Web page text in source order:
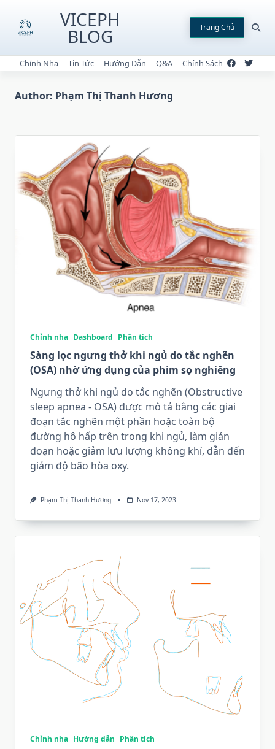
content
VICEPH
BLOG Trang Chủ
Chỉnh Nha Tin Tức Hướng Dẫn Q&A Chính Sách
Author: Phạm Thị Thanh Hương
Chỉnh nha Dashboard Phân tích
Sàng lọc ngưng thở khi ngủ do tắc nghẽn
(OSA) nhờ ứng dụng của phim sọ nghiêng
Ngưng thở khi ngủ do tắc nghẽn (Obstructive
sleep apnea - OSA) được mô tả bằng các giai
đoạn tắc nghẽn một phần hoặc toàn bộ
đường hô hấp trên trong khi ngủ, làm gián
đoạn hoặc giảm lưu lượng không khí, dẫn đến
giảm độ bão hòa oxy.
Phạm Thị Thanh Hương Nov 17, 2023
Chỉnh nha Hướng dẫn Phân tích